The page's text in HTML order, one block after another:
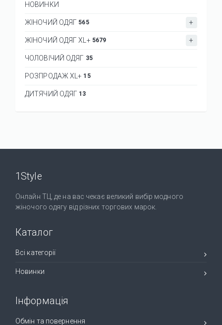
НОВИНКИ
ЖІНОЧИЙ ОДЯГ 565
ЖІНОЧИЙ ОДЯГ XL+ 5679
ЧОЛОВІЧИЙ ОДЯГ 35
РОЗПРОДАЖ XL+ 15
ДИТЯЧИЙ ОДЯГ 13
1Style
Онлайн ТЦ, де на вас чекає великий вибір модного
жіночого одягу від різних торгових марок.
Каталог
Всі категорії
Новинки
Інформація
Обмін та повернення